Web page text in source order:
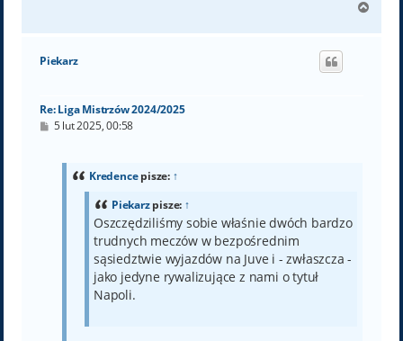
g
Piekarz
Re: Liga Mistrzów 2024/2025
P5 lut 2025, 00:58
Kredencepisze: ↑
Piekarzpisze: ↑
Oszczędziliśmy sobie właśnie dwóch bardzo
trudnych meczów w bezpośrednim
sąsiedztwie wyjazdów na Juve i - zwłaszcza -
jako jedyne rywalizujące z nami o tytuł
Napoli.